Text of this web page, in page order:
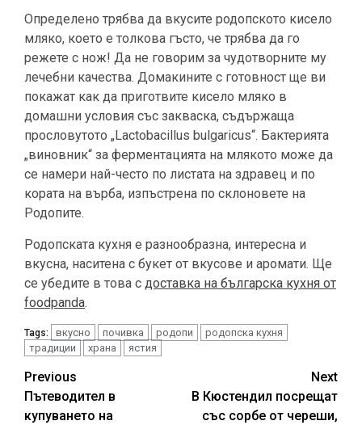
Определено трябва да вкусите родопското кисело
мляко, което е толкова гъсто, че трябва да го
режете с нож! Да не говорим за чудотворните му
лечебни качества. Домакините с готовност ще ви
покажат как да приготвите кисело мляко в
домашни условия със закваска, съдържаща
прословутото „Lactobacillus bulgaricus“. Бактерията
„виновник“ за ферментацията на млякото може да
се намери най-често по листата на здравец и по
кората на върба, изпъстрена по склоновете на
Родопите.
Родопската кухня е разнообразна, интересна и
вкусна, наситена с букет от вкусове и аромати. Ще
се убедите в това с доставка на българска кухня от
foodpanda.
Tags: вкусно почивка родопи
родопска кухня
традиции
храна ястия
Continue
Reading
Previous
Пътеводител в
купуването на
Next
В Кюстендил посрещат
със сорбе от череши,